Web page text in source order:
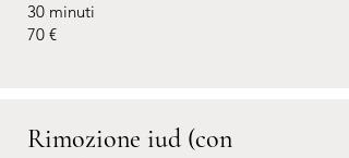
30 minuti
70 €
Rimozione iud (con